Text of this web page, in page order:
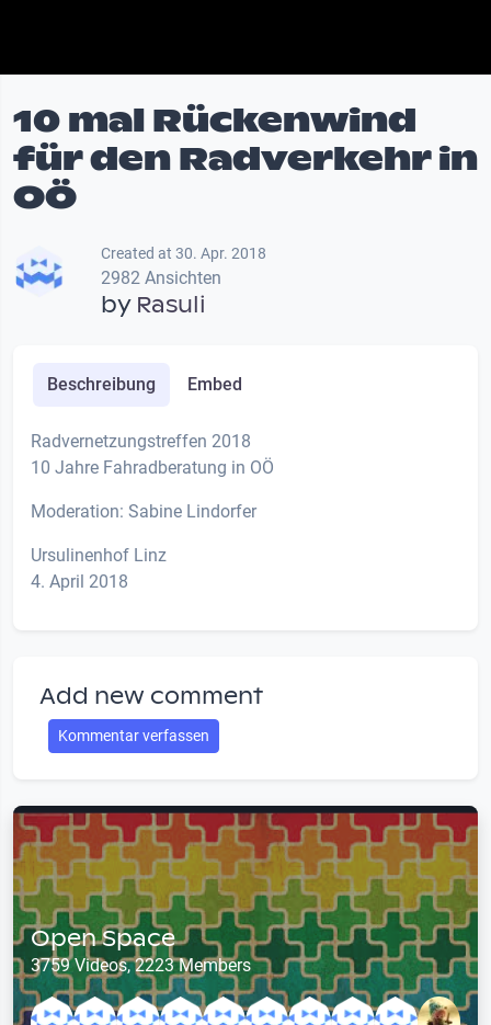
10 mal Rückenwind
für den Radverkehr in
OÖ
Created at 30. Apr. 2018
2982 Ansichten
by Rasuli
Beschreibung Embed
Radvernetzungstreffen 2018
10 Jahre Fahradberatung in OÖ
Moderation: Sabine Lindorfer
Ursulinenhof Linz
4. April 2018
Add new comment
Kommentar verfassen
Open Space
3759 Videos, 2223 Members